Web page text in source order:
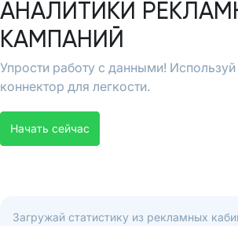
АНАЛИТИКИ
КАМПАНИЙ
Упрости работу с данными!
коннектор для легкости.
Начать сейчас
Загружай статистику из рекламных